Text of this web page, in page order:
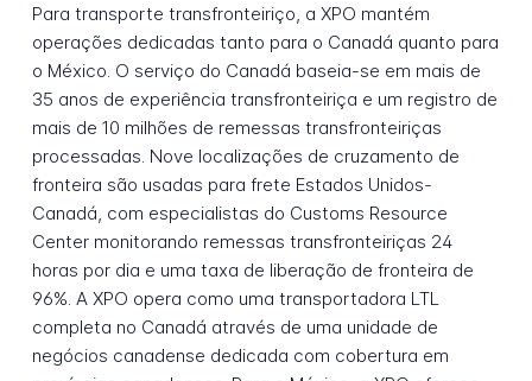
Para transporte transfronteiriço, a XPO mantém
operações dedicadas tanto para o Canadá quanto para
o México. O serviço do Canadá baseia-se em mais de
35 anos de experiência transfronteiriça e um registro de
mais de 10 milhões de remessas transfronteiriças
processadas. Nove localizações de cruzamento de
fronteira são usadas para frete Estados Unidos-
Canadá, com especialistas do Customs Resource
Center monitorando remessas transfronteiriças 24
horas por dia e uma taxa de liberação de fronteira de
96%. A XPO opera como uma transportadora LTL
completa no Canadá através de uma unidade de
negócios canadense dedicada com cobertura em